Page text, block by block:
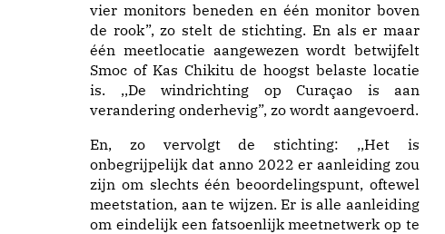
vier monitors beneden en één monitor boven
de rook”, zo stelt de stichting. En als er maar
één meetlocatie aangewezen wordt betwijfelt
Smoc of Kas Chikitu de hoogst belaste locatie
is. ,,De windrichting op Curaçao is aan
verandering onderhevig”, zo wordt aangevoerd.
En, zo vervolgt de stichting: ,,Het is
onbegrijpelijk dat anno 2022 er aanleiding zou
zijn om slechts één beoordelingspunt, oftewel
meetstation, aan te wijzen. Er is alle aanleiding
om eindelijk een fatsoenlijk meetnetwerk op te